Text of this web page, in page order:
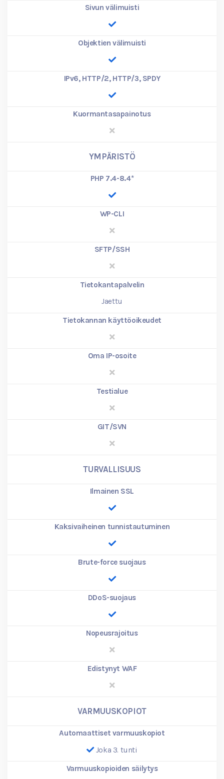
Sivun välimuisti
Objektien välimuisti
IPv6, HTTP/2, HTTP/3, SPDY
Kuormantasapainotus
YMPÄRISTÖ
PHP 7.4-8.4*
WP-CLI
SFTP/SSH
Tietokantapalvelin
Jaettu
Tietokannan käyttöoikeudet
Oma IP-osoite
Testialue
GIT/SVN
TURVALLISUUS
Ilmainen SSL
Kaksivaiheinen tunnistautuminen
Brute-force suojaus
DDoS-suojaus
Nopeusrajoitus
Edistynyt WAF
VARMUUSKOPIOT
Automaattiset varmuuskopiot
Joka 3. tunti
Varmuuskopioiden säilytys